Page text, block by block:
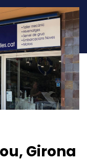
Girona